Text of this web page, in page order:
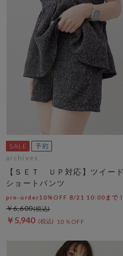
archives
【ＳＥＴ ＵＰ対応】ツイード
ショートパンツ
pre-order10%OFF 8/21 10:00まで！
￥5,940 10％OFF
￥6,600